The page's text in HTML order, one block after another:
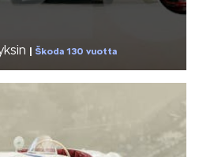
Škoda 130 vuotta